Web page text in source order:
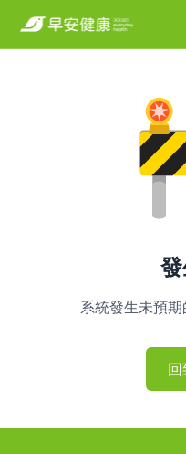
系統發生未預期